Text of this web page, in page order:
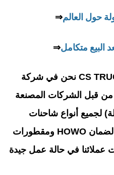
⇒
⇒
نحن في شركة CS TRUCKS نوفر أيضًا قطع غيار
قبل الشركات المصنعة
لجميع أنواع شاحنات
ومقطورات HOWO الخاصة بخصم وجودة عالية لضمان